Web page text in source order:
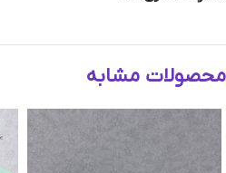
محصولات مشابه